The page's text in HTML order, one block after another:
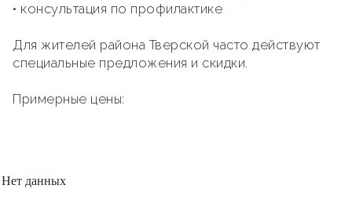
• консультация по профилактике
Для жителей района Тверской часто действуют
специальные предложения и скидки.
Примерные цены:
Нет данных